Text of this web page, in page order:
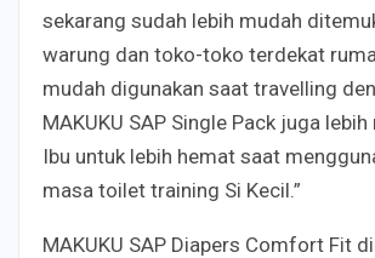
sekarang sudah lebih mudah
warung dan toko-toko terdekat
mudah digunakan saat travelling
MAKUKU SAP Single Pack juga
Ibu untuk lebih hemat saat
masa toilet training Si Kecil.”
MAKUKU SAP Diapers Comfort Fit